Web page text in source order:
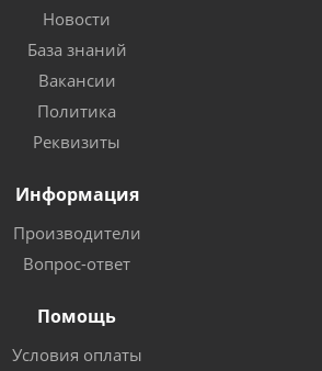
Новости
База знаний
Вакансии
Политика
Реквизиты
Информация
Производители
Вопрос-ответ
Помощь
Условия оплаты